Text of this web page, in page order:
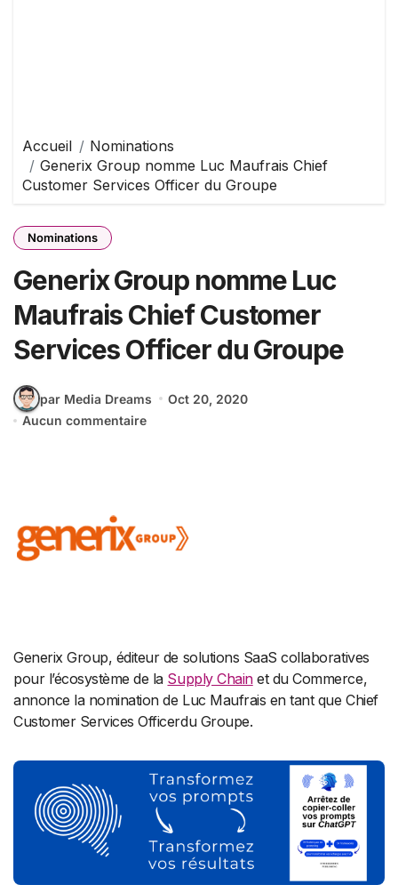
Accueil
Nominations
Generix Group nomme Luc Maufrais Chief
Customer Services Officer du Groupe
Nominations
Generix Group nomme Luc
Maufrais Chief Customer
Services Officer du Groupe
par Media Dreams
Oct 20, 2020
Aucun commentaire
Generix Group, éditeur de solutions SaaS collaboratives
pour l’écosystème de la Supply Chainet du Commerce,
annonce la nomination de Luc Maufrais en tant que Chief
Customer Services Officerdu Groupe.